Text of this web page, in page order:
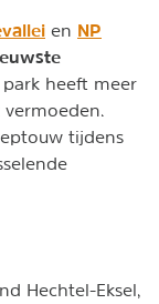
en NP
park heeft meer
tijdens
Hechtel-Eksel,